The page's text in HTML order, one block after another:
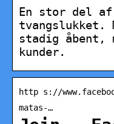
En stor del
tvangslukket.
stadig åbent,
kunder.
http s://
matas-…